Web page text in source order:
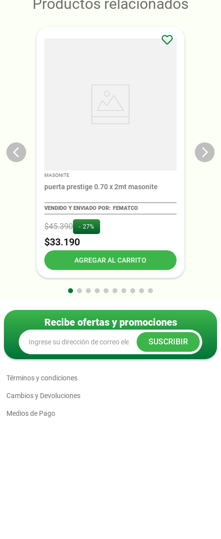
Productos relacionados
MASONITE
puerta prestige 0.70 x 2mt masonite
FEMATCO
$45.390 27%
$33.190
AGREGAR AL CARRITO
Recibe ofertas y promociones
SUSCRIBIR
Términos y condiciones
Cambios y Devoluciones
Medios de Pago